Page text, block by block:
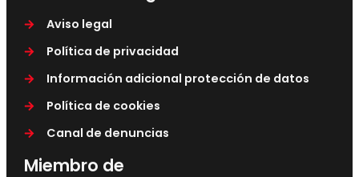
Aviso legal
Política de privacidad
Información adicional protección de datos
Política de cookies
Canal de denuncias
Miembro de